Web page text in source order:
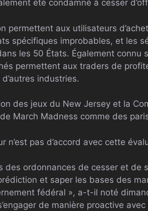
été condamné à cesser
permettent aux utilisateurs
spécifiques improbables, et les
les 50 États. Également connu
permettent aux traders de
industries.
des jeux du New Jersey et la
March Madness comme des
n’est pas d’accord avec cette
des ordonnances de cesser et de
et saper les bases des
fédéral », a-t-il noté
de manière proactive